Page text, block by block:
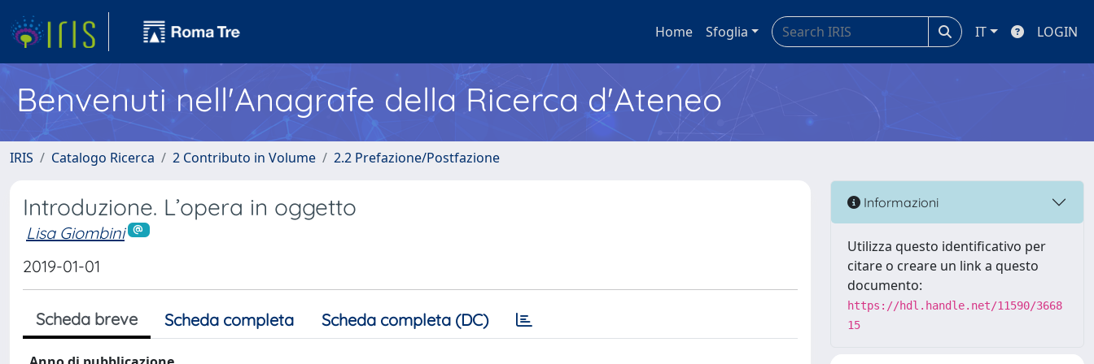
Home Sfoglia IT LOGIN
Benvenuti nell'Anagrafe della Ricerca d'Ateneo
IRIS Catalogo Ricerca 2 Contributo in Volume 2.2 Prefazione/Postfazione
Introduzione. L’opera in oggetto
Lisa Giombini
2019-01-01
Scheda breve Scheda completa Scheda completa (DC)
Informazioni
Utilizza questo identificativo per
citare o creare un link a questo
documento:
https://hdl.handle.net/11590/3668
15